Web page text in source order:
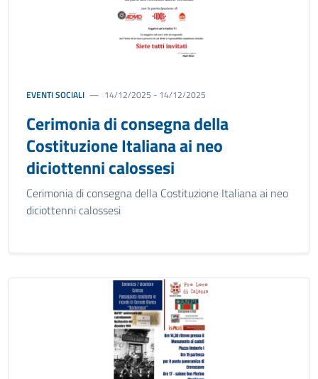
EVENTI SOCIALI 14/12/2025 - 14/12/2025
Cerimonia di consegna della
Costituzione Italiana ai neo
diciottenni calossesi
Cerimonia di consegna della Costituzione Italiana ai neo
diciottenni calossesi